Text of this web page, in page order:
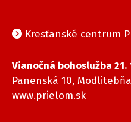
Kresťanské centrum
Vianočná bohoslužba 21.
Panenská 10,
www.prielom.sk